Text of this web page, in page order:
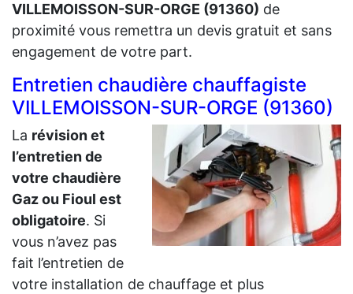
VILLEMOISSON-SUR-ORGE (91360) de
proximité vous remettra un devis gratuit et sans
engagement de votre part.
Entretien chaudière chauffagiste
VILLEMOISSON-SUR-ORGE (91360)
La révision et
l’entretien de
votre chaudière
Gaz ou Fioul est
obligatoire. Si
vous n’avez pas
fait l’entretien de
votre installation de chauffage et plus